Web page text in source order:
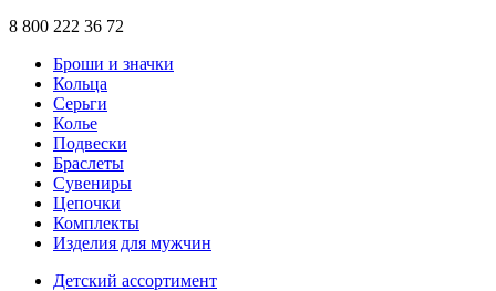
8 800 222 36 72
Броши и значки
Кольца
Серьги
Колье
Подвески
Браслеты
Сувениры
Цепочки
Комплекты
Изделия для мужчин
Детский ассортимент